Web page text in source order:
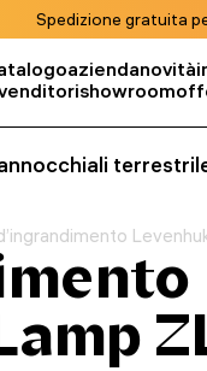
Spedizione gratuita
aziendanovità
showroom
terrestri